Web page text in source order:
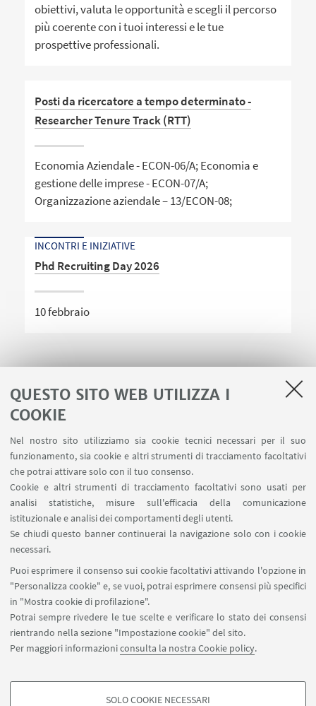
QUESTO SITO WEB UTILIZZA I
COOKIE
Nel nostro sito utilizziamo sia cookie tecnici necessari per il suo
funzionamento, sia cookie e altri strumenti di tracciamento facoltativi
che potrai attivare solo con il tuo consenso.
Cookie e altri strumenti di tracciamento facoltativi sono usati per
analisi statistiche, misure sull'efficacia della comunicazione
istituzionale e analisi dei comportamenti degli utenti.
Se chiudi questo banner continuerai la navigazione solo con i cookie
necessari.
Puoi esprimere il consenso sui cookie facoltativi attivando l'opzione in
"Personalizza cookie" e, se vuoi, potrai esprimere consensi più specifici
in "Mostra cookie di profilazione".
Potrai sempre rivedere le tue scelte e verificare lo stato dei consensi
rientrando nella sezione "Impostazione cookie" del sito.
Per maggiori informazioniconsulta la nostra Cookie policy.
SOLO COOKIE NECESSARI
obiettivi, valuta le opportunità e scegli il percorso
più coerente con i tuoi interessi e le tue
prospettive professionali.
Posti da ricercatore a tempo determinato -
Researcher Tenure Track (RTT)
Economia Aziendale - ECON-06/A; Economia e
gestione delle imprese - ECON-07/A;
Organizzazione aziendale – 13/ECON-08;
INCONTRI E INIZIATIVE
Phd Recruiting Day 2026
10 febbraio
Area riservata
Contatti
SEGUI IL DIPARTIMENTO SU:
SEGUI UNIBO SU:
APP: